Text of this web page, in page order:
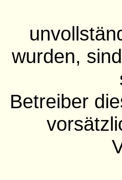
wurden,
Betreiber